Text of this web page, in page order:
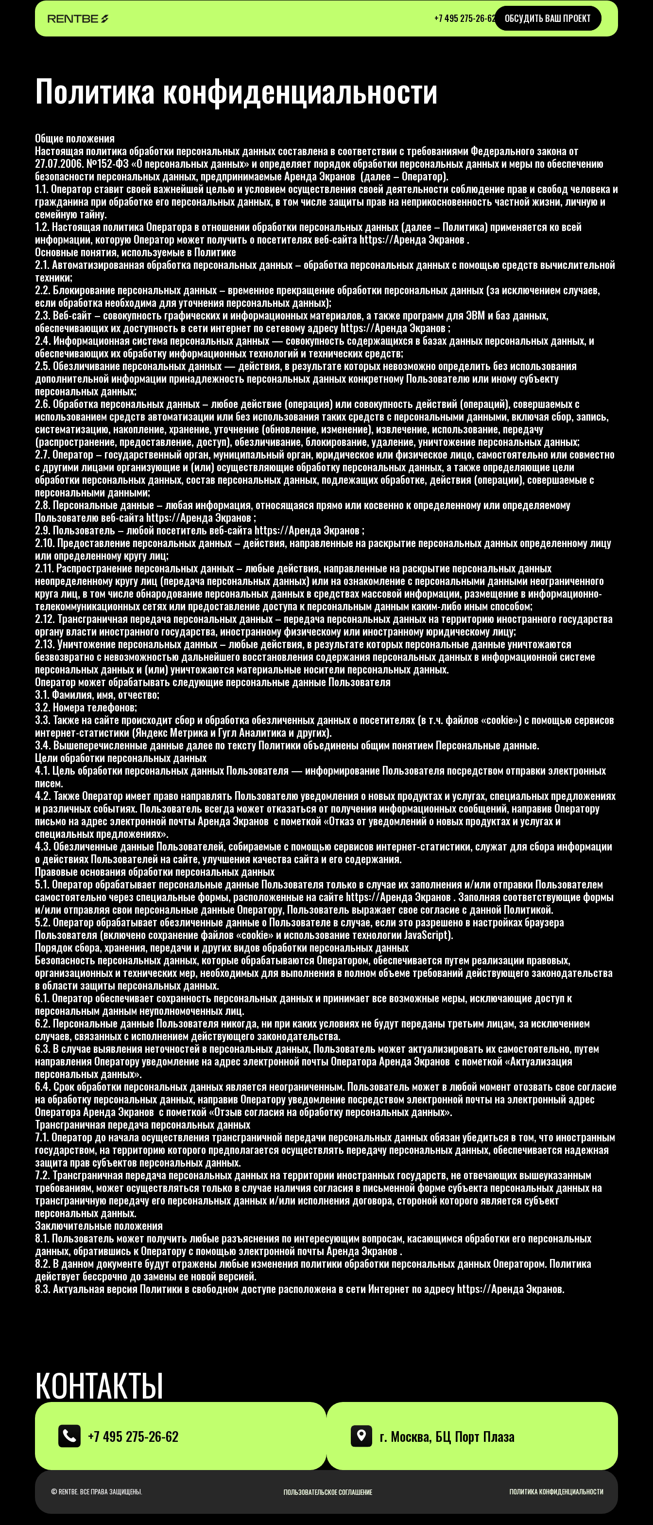
+7 495 275-26-62
+7 495 275-26-62 ОБСУДИТЬ ВАШ ПРОЕКТ
ОБСУДИТЬ ВАШ ПРОЕКТ
Политика конфиденциальности
Настоящая политика обработки персональных данных составлена в соответствии с требованиями Федерального закона от
27.07.2006. №152-ФЗ «О персональных данных» и определяет порядок обработки персональных данных и меры по обеспечению
безопасности персональных данных, предпринимаемые Аренда Экранов (далее – Оператор).
1.1. Оператор ставит своей важнейшей целью и условием осуществления своей деятельности соблюдение прав и свобод человека и
гражданина при обработке его персональных данных, в том числе защиты прав на неприкосновенность частной жизни, личную и
семейную тайну.
1.2. Настоящая политика Оператора в отношении обработки персональных данных (далее – Политика) применяется ко всей
информации, которую Оператор может получить о посетителях веб-сайта https://Аренда Экранов .
Основные понятия, используемые в Политике
2.1. Автоматизированная обработка персональных данных – обработка персональных данных с помощью средств вычислительной
техники;
2.2. Блокирование персональных данных – временное прекращение обработки персональных данных (за исключением случаев,
если обработка необходима для уточнения персональных данных);
2.3. Веб-сайт – совокупность графических и информационных материалов, а также программ для ЭВМ и баз данных,
обеспечивающих их доступность в сети интернет по сетевому адресу https://Аренда Экранов ;
2.4. Информационная система персональных данных — совокупность содержащихся в базах данных персональных данных, и
обеспечивающих их обработку информационных технологий и технических средств;
2.5. Обезличивание персональных данных — действия, в результате которых невозможно определить без использования
дополнительной информации принадлежность персональных данных конкретному Пользователю или иному субъекту
персональных данных;
2.6. Обработка персональных данных – любое действие (операция) или совокупность действий (операций), совершаемых с
использованием средств автоматизации или без использования таких средств с персональными данными, включая сбор, запись,
систематизацию, накопление, хранение, уточнение (обновление, изменение), извлечение, использование, передачу
(распространение, предоставление, доступ), обезличивание, блокирование, удаление, уничтожение персональных данных;
2.7. Оператор – государственный орган, муниципальный орган, юридическое или физическое лицо, самостоятельно или совместно
с другими лицами организующие и (или) осуществляющие обработку персональных данных, а также определяющие цели
обработки персональных данных, состав персональных данных, подлежащих обработке, действия (операции), совершаемые с
персональными данными;
2.8. Персональные данные – любая информация, относящаяся прямо или косвенно к определенному или определяемому
Пользователю веб-сайта https://Аренда Экранов ;
2.9. Пользователь – любой посетитель веб-сайта https://Аренда Экранов ;
2.10. Предоставление персональных данных – действия, направленные на раскрытие персональных данных определенному лицу
или определенному кругу лиц;
2.11. Распространение персональных данных – любые действия, направленные на раскрытие персональных данных
неопределенному кругу лиц (передача персональных данных) или на ознакомление с персональными данными неограниченного
круга лиц, в том числе обнародование персональных данных в средствах массовой информации, размещение в информационно-
телекоммуникационных сетях или предоставление доступа к персональным данным каким-либо иным способом;
2.12. Трансграничная передача персональных данных – передача персональных данных на территорию иностранного государства
органу власти иностранного государства, иностранному физическому или иностранному юридическому лицу;
2.13. Уничтожение персональных данных – любые действия, в результате которых персональные данные уничтожаются
безвозвратно с невозможностью дальнейшего восстановления содержания персональных данных в информационной системе
персональных данных и (или) уничтожаются материальные носители персональных данных.
Оператор может обрабатывать следующие персональные данные Пользователя
3.1. Фамилия, имя, отчество;
3.2. Номера телефонов;
3.3. Также на сайте происходит сбор и обработка обезличенных данных о посетителях (в т.ч. файлов «cookie») с помощью сервисов
интернет-статистики (Яндекс Метрика и Гугл Аналитика и других).
3.4. Вышеперечисленные данные далее по тексту Политики объединены общим понятием Персональные данные.
Цели обработки персональных данных
4.1. Цель обработки персональных данных Пользователя — информирование Пользователя посредством отправки электронных
писем.
4.2. Также Оператор имеет право направлять Пользователю уведомления о новых продуктах и услугах, специальных предложениях
и различных событиях. Пользователь всегда может отказаться от получения информационных сообщений, направив Оператору
письмо на адрес электронной почты Аренда Экранов с пометкой «Отказ от уведомлений о новых продуктах и услугах и
специальных предложениях».
4.3. Обезличенные данные Пользователей, собираемые с помощью сервисов интернет-статистики, служат для сбора информации
о действиях Пользователей на сайте, улучшения качества сайта и его содержания.
Правовые основания обработки персональных данных
5.1. Оператор обрабатывает персональные данные Пользователя только в случае их заполнения и/или отправки Пользователем
самостоятельно через специальные формы, расположенные на сайте https://Аренда Экранов . Заполняя соответствующие формы
и/или отправляя свои персональные данные Оператору, Пользователь выражает свое согласие с данной Политикой.
5.2. Оператор обрабатывает обезличенные данные о Пользователе в случае, если это разрешено в настройках браузера
Пользователя (включено сохранение файлов «cookie» и использование технологии JavaScript).
Порядок сбора, хранения, передачи и других видов обработки персональных данных
Безопасность персональных данных, которые обрабатываются Оператором, обеспечивается путем реализации правовых,
организационных и технических мер, необходимых для выполнения в полном объеме требований действующего законодательства
в области защиты персональных данных.
6.1. Оператор обеспечивает сохранность персональных данных и принимает все возможные меры, исключающие доступ к
персональным данным неуполномоченных лиц.
6.2. Персональные данные Пользователя никогда, ни при каких условиях не будут переданы третьим лицам, за исключением
случаев, связанных с исполнением действующего законодательства.
6.3. В случае выявления неточностей в персональных данных, Пользователь может актуализировать их самостоятельно, путем
направления Оператору уведомление на адрес электронной почты Оператора Аренда Экранов с пометкой «Актуализация
персональных данных».
6.4. Срок обработки персональных данных является неограниченным. Пользователь может в любой момент отозвать свое согласие
на обработку персональных данных, направив Оператору уведомление посредством электронной почты на электронный адрес
Оператора Аренда Экранов с пометкой «Отзыв согласия на обработку персональных данных».
Трансграничная передача персональных данных
7.1. Оператор до начала осуществления трансграничной передачи персональных данных обязан убедиться в том, что иностранным
государством, на территорию которого предполагается осуществлять передачу персональных данных, обеспечивается надежная
защита прав субъектов персональных данных.
7.2. Трансграничная передача персональных данных на территории иностранных государств, не отвечающих вышеуказанным
требованиям, может осуществляться только в случае наличия согласия в письменной форме субъекта персональных данных на
трансграничную передачу его персональных данных и/или исполнения договора, стороной которого является субъект
персональных данных.
Заключительные положения
8.1. Пользователь может получить любые разъяснения по интересующим вопросам, касающимся обработки его персональных
данных, обратившись к Оператору с помощью электронной почты Аренда Экранов .
8.2. В данном документе будут отражены любые изменения политики обработки персональных данных Оператором. Политика
действует бессрочно до замены ее новой версией.
8.3. Актуальная версия Политики в свободном доступе расположена в сети Интернет по адресу https://Аренда Экранов.
КОНТАКТЫ
+7 495 275-26-62
+7 495 275-26-62 г. Москва, БЦ Порт Плаза